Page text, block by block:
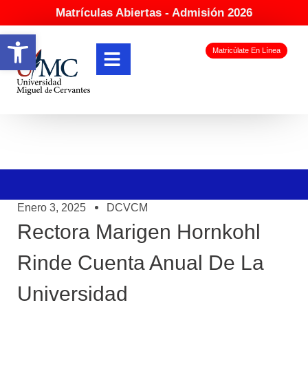
Matrículas Abiertas - Admisión 2026
Matricúlate En Línea
Enero 3, 2025 DCVCM
Rectora Marigen Hornkohl
Rinde Cuenta Anual De La
Universidad
Abrir barra de herramientas